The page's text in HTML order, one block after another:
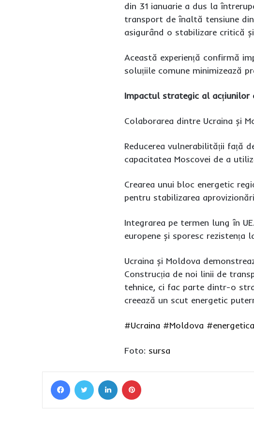
din 31 ianuarie a dus la
transport de înaltă tensiune
asigurând o stabilizare critică
Această experiență confirmă
soluțiile comune minimizează
Impactul strategic al acțiunilor
Colaborarea dintre Ucraina și
Reducerea vulnerabilității față
capacitatea Moscovei de a
Crearea unui bloc energetic
pentru stabilizarea
Integrarea pe termen lung în
europene și sporesc rezistența
Ucraina și Moldova
Construcția de noi linii de
tehnice, ci fac parte dintr-o
creează un scut energetic
#Ucraina #Moldova #energetica
Foto: sursa
FacebookTwitter LinkedIn